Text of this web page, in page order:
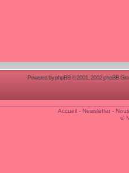
Powered byphpBB© 2001, 2002 phpBB
Accueil- Newsletter-
©